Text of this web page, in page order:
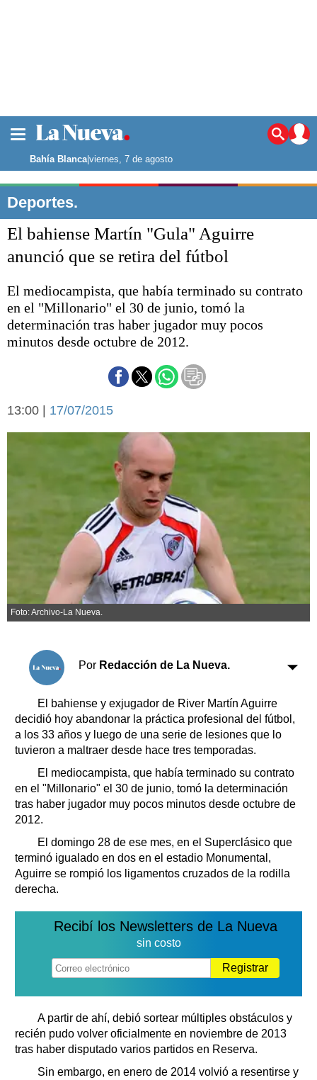
Noticias
La ciudad
Punta Alta
El mundo
Seguridad
Deportes
Escenario Olímpico
Liga del Sur
Básquetbol
Fútbol
Federal A
Aplausos
Con el campo
Espacio empresas
Sociedad y tiempo
Sociedad
Tecnología
Turismo
Salud
Es viral
El tiempo
Cartón Lleno
Fúnebres
Horóscopo
Suplementos
Servicios
Farmacias
Transportes
Loterías
Fúnebres
Edictos
Bahía Blanca|viernes, 7 de agosto
Deportes.
El bahiense Martín "Gula" Aguirre
anunció que se retira del fútbol
El mediocampista, que había terminado su contrato
en el "Millonario" el 30 de junio, tomó la
determinación tras haber jugador muy pocos
minutos desde octubre de 2012.
13:00 | 17/07/2015
Foto: Archivo-La Nueva.
Por Redacción de La Nueva.
El bahiense y exjugador de River Martín Aguirre
decidió hoy abandonar la práctica profesional del fútbol,
a los 33 años y luego de una serie de lesiones que lo
tuvieron a maltraer desde hace tres temporadas.
El mediocampista, que había terminado su contrato
en el "Millonario" el 30 de junio, tomó la determinación
tras haber jugador muy pocos minutos desde octubre de
2012.
El domingo 28 de ese mes, en el Superclásico que
terminó igualado en dos en el estadio Monumental,
Aguirre se rompió los ligamentos cruzados de la rodilla
derecha.
Recibí los Newsletters de La Nueva
sin costo
Registrar
A partir de ahí, debió sortear múltiples obstáculos y
recién pudo volver oficialmente en noviembre de 2013
tras haber disputado varios partidos en Reserva.
Sin embargo, en enero de 2014 volvió a resentirse y